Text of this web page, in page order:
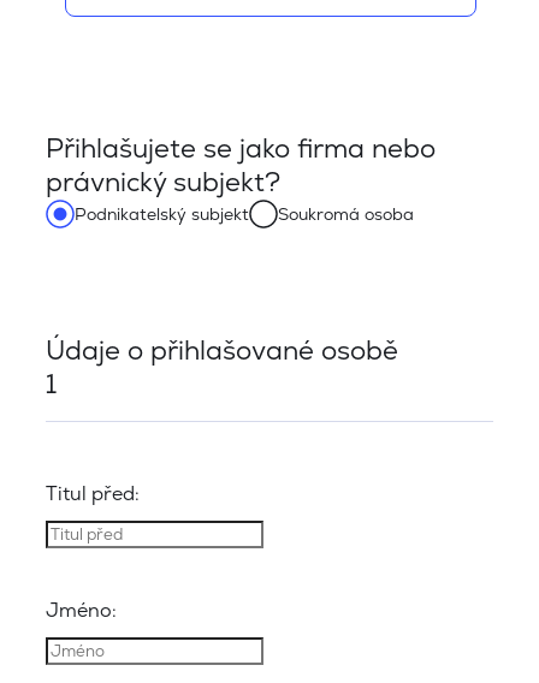
Přihlašujete se jako firma nebo
právnický subjekt?
Podnikatelský subjekt Soukromá osoba
Údaje o přihlašované osobě
1
Titul před:
Jméno: